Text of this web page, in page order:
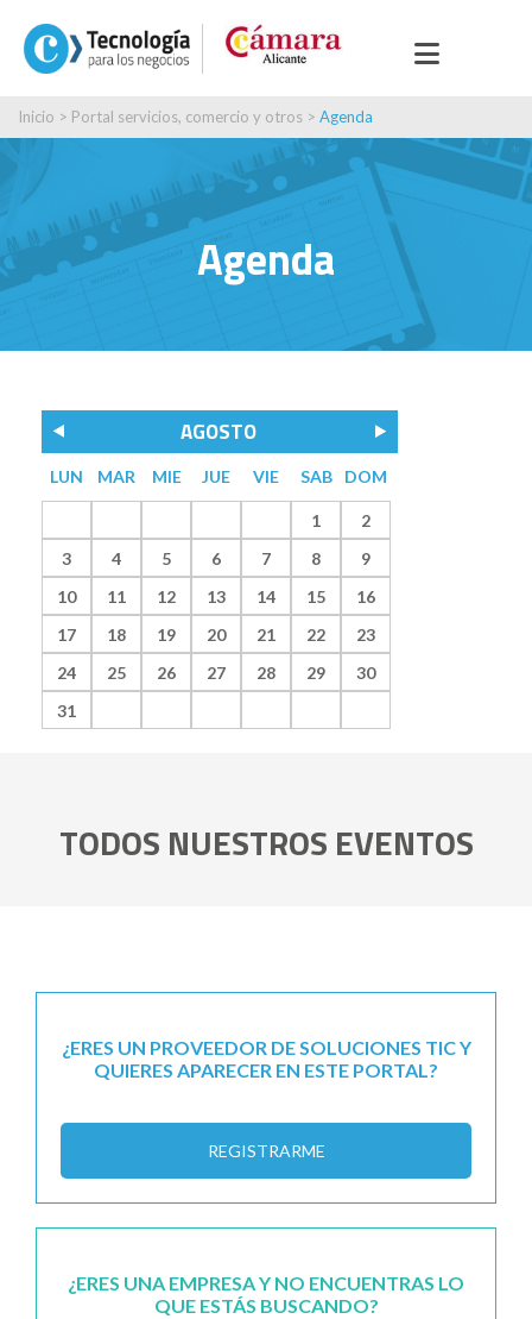
Inicio > Portal servicios, comercio y otros > Agenda
Agenda
AGOSTO
LUN MAR MIE JUE VIE SAB DOM
1
2
3
4 5 6 7 8
9
10
11 12 13 14 15
16
17
18 19 20 21 22
23
24
25 26 27 28 29
30
31
TODOS NUESTROS EVENTOS
¿ERES UN PROVEEDOR DE SOLUCIONES TIC Y
QUIERES APARECER EN ESTE PORTAL?
REGISTRARME
¿ERES UNA EMPRESA Y NO ENCUENTRAS LO
QUE ESTÁS BUSCANDO?